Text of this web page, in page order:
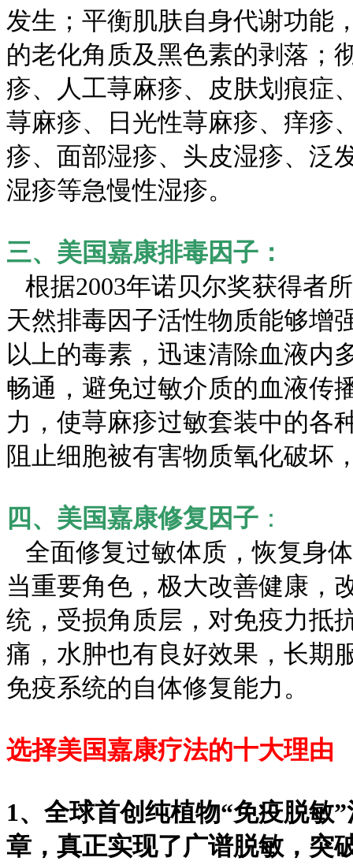
发生；平衡肌肤自身代谢功能
的老化角质及黑色素的剥落；
疹、人工荨麻疹、皮肤划痕症
荨麻疹、日光性荨麻疹、痒疹
疹、面部湿疹、头皮湿疹、泛
湿疹等急慢性湿疹。
三、美国嘉康排毒因子：
根据2003年诺贝尔奖获得者
天然排毒因子活性物质能够增
以上的毒素，迅速清除血液内
畅通，避免过敏介质的血液传
力，使荨麻疹过敏套装中的各
阻止细胞被有害物质氧化破坏
四、美国嘉康修复因子 ：
全面修复过敏体质，恢复身
当重要角色，极大改善健康，
统，受损角质层，对免疫力抵
痛，水肿也有良好效果，长期
免疫系统的自体修复能力。
选择美国嘉康疗法的十大理由
1、全球首创纯植物“免疫脱敏
章，真正实现了广谱脱敏，突